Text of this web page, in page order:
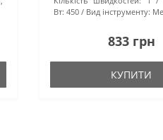
Вт: 450 Вид інструменту:
833 грн
КУПИТИ